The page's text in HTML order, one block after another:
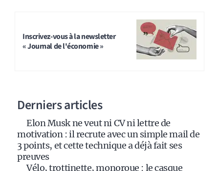
Inscrivez-vous à la newsletter
« Journal de l'économie »
Derniers articles
Elon Musk ne veut ni CV ni lettre de
motivation : il recrute avec un simple mail de
3 points, et cette technique a déjà fait ses
preuves
Vélo, trottinette, monoroue : le casque